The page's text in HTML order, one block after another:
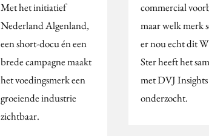
Met het initiatief
Nederland Algenland,
een short-docu én een
brede campagne maakt
het voedingsmerk een
groeiende industrie
zichtbaar.
commercial
maar welk merk
er nou echt dit
Ster heeft het
met DVJ Insights
onderzocht.